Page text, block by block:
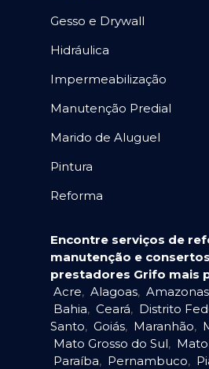
Gesso e Drywall
Hidráulica
Impermeabilização
Manutenção Predial
Marido de Aluguel
Pintura
Reforma
Encontre serviços de
manutenção e
prestadores Grifo mais
Acre, Alagoas, Amazonas
Bahia, Ceará, Distrito
Santo, Goiás, Maranhão,
Mato Grosso do Sul, Mato
Paraíba, Pernambuco,